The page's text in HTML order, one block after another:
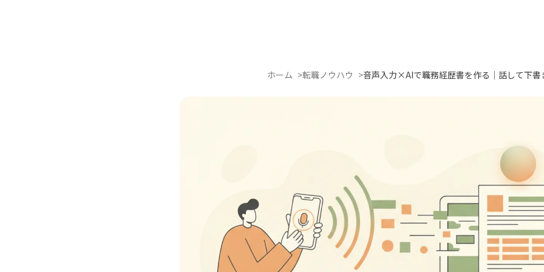
ホーム 転職ノウハウ 音声入力×AIで職務経歴書を作る｜話して下書